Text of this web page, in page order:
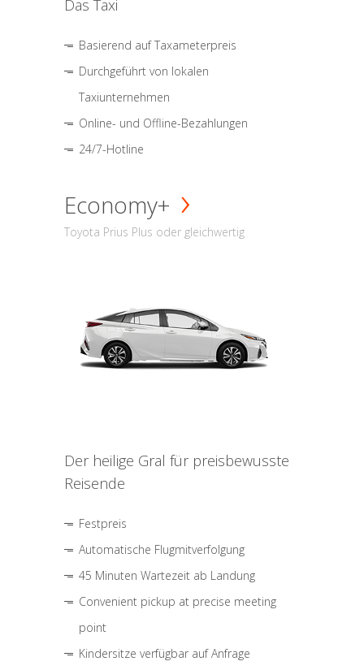
Das Taxi
Basierend auf Taxameterpreis
Durchgeführt von lokalen
Taxiunternehmen
Online- und Offline-Bezahlungen
24/7-Hotline
Economy+
Toyota Prius Plus oder gleichwertig
Der heilige Gral für preisbewusste
Reisende
Festpreis
Automatische Flugmitverfolgung
45 Minuten Wartezeit ab Landung
Convenient pickup at precise meeting
point
Kindersitze verfügbar auf Anfrage